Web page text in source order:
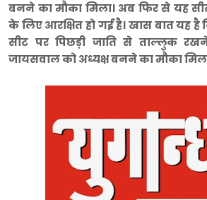
बनने का मौका मिला। अब फिर से यह
के लिए आरक्षित हो गई है। खास बात यह है
सीट पर पिछड़ी जाति से ताल्लुक रखने
जायसवाल को अध्यक्ष बनने का मौका मिल